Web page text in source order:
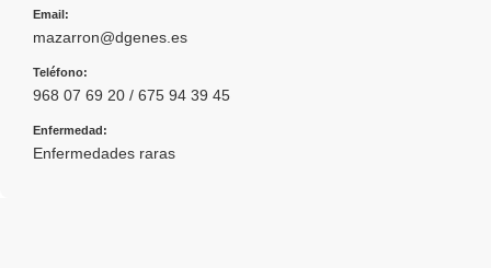
Email:
mazarron@dgenes.es
Teléfono:
968 07 69 20 / 675 94 39 45
Enfermedad:
Enfermedades raras